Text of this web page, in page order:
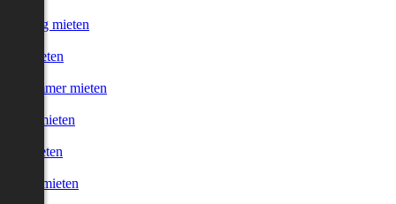
mieten
mieten
Zimmer mieten
mieten
mieten